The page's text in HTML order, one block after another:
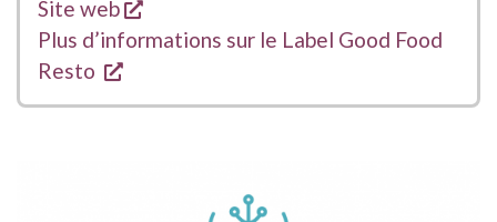
Site web
s'ouvre dans une nouvelle fenêtre
Plus d’informations sur le Label Good Food
Resto
s'ouvre dans une nouvelle fenêtre